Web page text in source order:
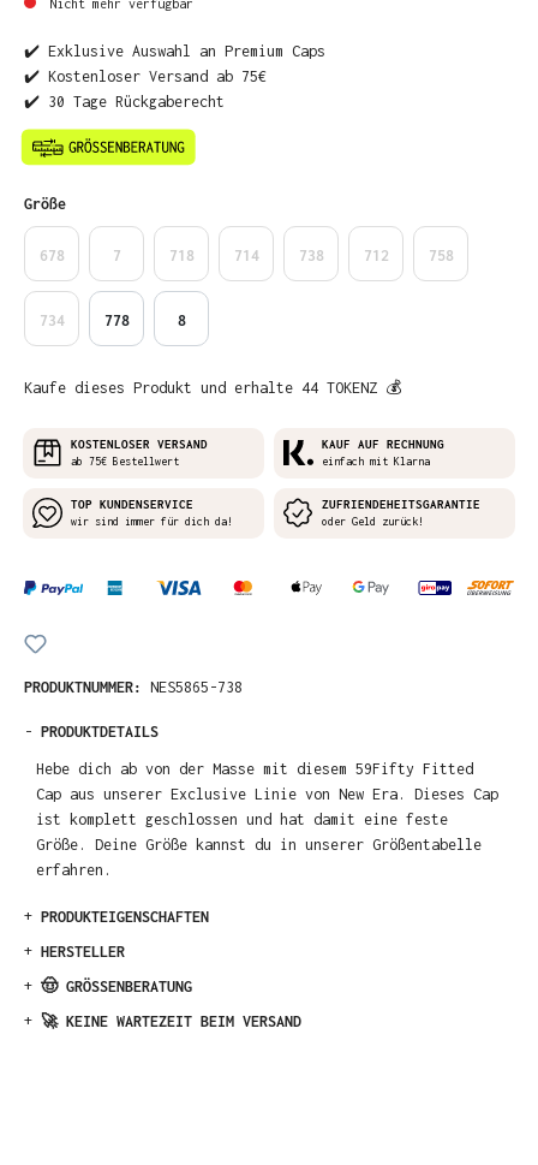
Nicht mehr verfügbar
✔️ Exklusive Auswahl an Premium Caps
✔️ Kostenloser Versand ab 75€
✔️ 30 Tage Rückgaberecht
Größeauswählen
678 7 718 714 738 712 758
734 778 8
Kaufe dieses Produkt und erhalte 44 TOKENZ 💰
KOSTENLOSER VERSAND
ab 75€ Bestellwert
KAUF AUF RECHNUNG
einfach mit Klarna
TOP KUNDENSERVICE
wir sind immer für dich da!
ZUFRIENDEHEITSGARANTIE
oder Geld zurück!
PRODUKTNUMMER: NES5865-738
- PRODUKTDETAILS
Hebe dich ab von der Masse mit diesem 59Fifty Fitted
Cap aus unserer Exclusive Linie von New Era. Dieses Cap
ist komplett geschlossen und hat damit eine feste
Größe. Deine Größe kannst du in unserer Größentabelle
erfahren.
+ PRODUKTEIGENSCHAFTEN
+ HERSTELLER
+ 🤠 GRÖSSENBERATUNG
+ 🚀 KEINE WARTEZEIT BEIM VERSAND